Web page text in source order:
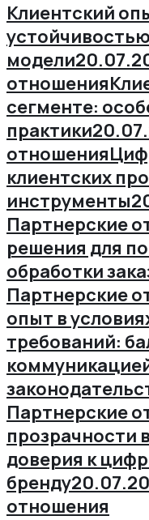
Клиентский
модели
отношения
сегменте:
практики
отношения
клиентских
инструменты
Партнерские
решения для
обработки
Партнерские
опыт в
требований:
Партнерские
прозрачности
доверия к
бренду
отношения